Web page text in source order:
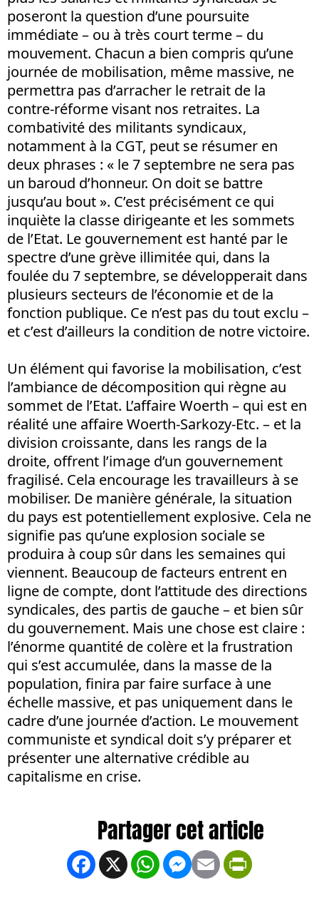
poseront la question d’une poursuite
immédiate – ou à très court terme – du
mouvement. Chacun a bien compris qu’une
journée de mobilisation, même massive, ne
permettra pas d’arracher le retrait de la
contre-réforme visant nos retraites. La
combativité des militants syndicaux,
notamment à la CGT, peut se résumer en
deux phrases : « le 7 septembre ne sera pas
un baroud d’honneur. On doit se battre
jusqu’au bout ». C’est précisément ce qui
inquiète la classe dirigeante et les sommets
de l’Etat. Le gouvernement est hanté par le
spectre d’une grève illimitée qui, dans la
foulée du 7 septembre, se développerait dans
plusieurs secteurs de l’économie et de la
fonction publique. Ce n’est pas du tout exclu –
et c’est d’ailleurs la condition de notre victoire.
Un élément qui favorise la mobilisation, c’est
l’ambiance de décomposition qui règne au
sommet de l’Etat. L’affaire Woerth – qui est en
réalité une affaire Woerth-Sarkozy-Etc. – et la
division croissante, dans les rangs de la
droite, offrent l’image d’un gouvernement
fragilisé. Cela encourage les travailleurs à se
mobiliser. De manière générale, la situation
du pays est potentiellement explosive. Cela ne
signifie pas qu’une explosion sociale se
produira à coup sûr dans les semaines qui
viennent. Beaucoup de facteurs entrent en
ligne de compte, dont l’attitude des directions
syndicales, des partis de gauche – et bien sûr
du gouvernement. Mais une chose est claire :
l’énorme quantité de colère et la frustration
qui s’est accumulée, dans la masse de la
population, finira par faire surface à une
échelle massive, et pas uniquement dans le
cadre d’une journée d’action. Le mouvement
communiste et syndical doit s’y préparer et
présenter une alternative crédible au
capitalisme en crise.
Facebook
X WhatsApp
Messenger
Email